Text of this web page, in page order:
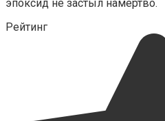
эпоксид не застыл намертво.
Рейтинг